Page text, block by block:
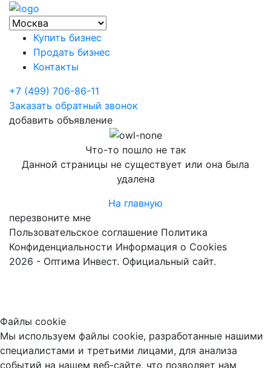
Купить бизнес
Продать бизнес
Контакты
+7 (499) 706-86-11
Заказать обратный звонок
добавить объявление
Что-то пошло не так
Данной страницы не существует или она была
удалена
На главную
перезвоните мне
Пользовательское соглашение Политика
Конфиденциальности Информация о Cookies
2026 - Оптима Инвест. Официальный сайт.
Файлы cookie
Мы используем файлы cookie, разработанные нашими
специалистами и третьими лицами, для анализа
событий на нашем веб-сайте, что позволяет нам